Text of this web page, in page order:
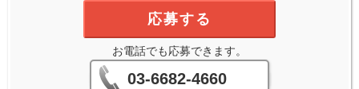
応募する
お電話でも応募できます。
03-6682-4660